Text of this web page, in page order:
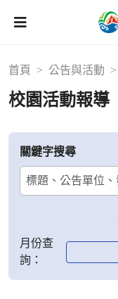
首頁 公告與活動
校園活動報導
關鍵字搜尋
月份查
詢：